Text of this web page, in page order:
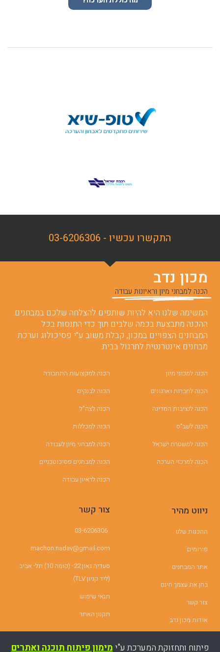
התקשרו עכשיו - 03-6206306
מכון נדב
הכנה למבחני מיון וראיונות עבודה
המשימה שלנו היא להיות שותפים להצלחה שלכם במבחנים.
ההכנה מתבצעת בכמה שלבים תוך כדי התנסות בכל
המבחנים הצפויים במכון, קבלת משוב ע”י פסיכולוג וערכת
מבחנים אינטרנטית לתרגול בבית.
הכנה למכוני מיון
הכנה לחברות וארגונים
הכנה לנציבות המדינה
הכנה לשב"ס
הכנה למשטרת ישראל
הכנה למרכזי הערכה
הכנה למקצועות התחבורה
הכנה לבנקים
הכנה לצה”ל
הכנה למכללות
הכנה למבחני מיון לעבודה
הכנה למבחנים פסיכוטכניים
הכנה לראיון עבודה
ניווט מהיר
ההכנות שלנו
פורומים
אתר המבחנים
בחן את עצמך חינם
צור קשר
אודות מכון נדב
צור קשר
03-6206306
machon.nadav@gmail.com
סעדיה גאון 22- (קומה 10) תל- אביב
(ליד קניון TLV)
תנאי שימוש
תקנון האתר
פיתוח ותחזוקת המערכת ע"ימימון פיתוח תוכנה ואתרים